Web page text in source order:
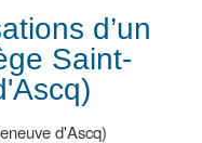
d’un
Saint-
d'Ascq)